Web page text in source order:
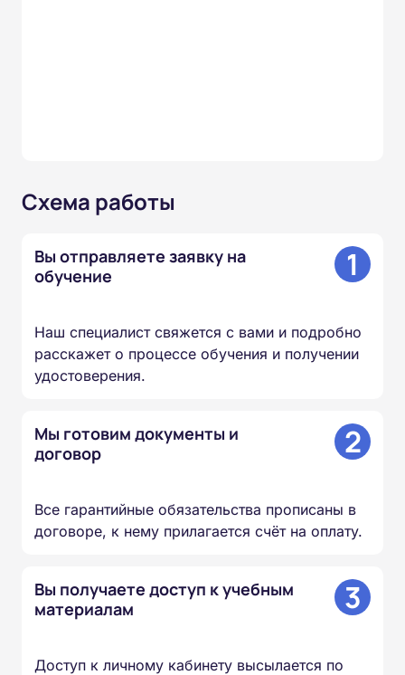
Схема работы
Вы отправляете заявку на
обучение
1
Наш специалист свяжется с вами и подробно
расскажет о процессе обучения и получении
удостоверения.
Мы готовим документы и
договор
2
Все гарантийные обязательства прописаны в
договоре, к нему прилагается счёт на оплату.
Вы получаете доступ к учебным
материалам
3
Доступ к личному кабинету высылается по